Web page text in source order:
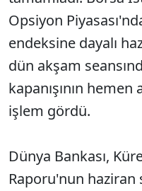
Opsiyon
endeksine dayalı
dün akşam
kapanışının
işlem gördü.
Dünya Bankası,
Raporu'nun haziran